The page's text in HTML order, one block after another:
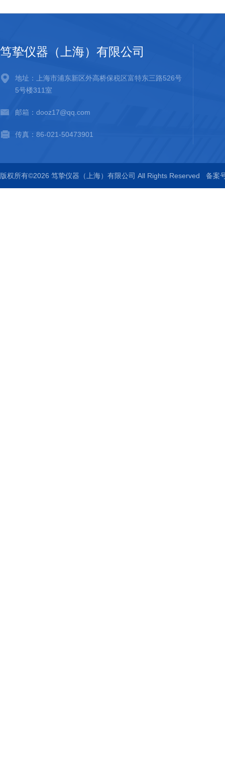
笃挚仪器（上海）有限公司
地址：上海市浦东新区外高桥保税区富特东三路526号
5号楼311室
邮箱：dooz17@qq.com
传真：86-021-50473901
版权所有©2026 笃挚仪器（上海）有限公司 All Rights Reserved 备案